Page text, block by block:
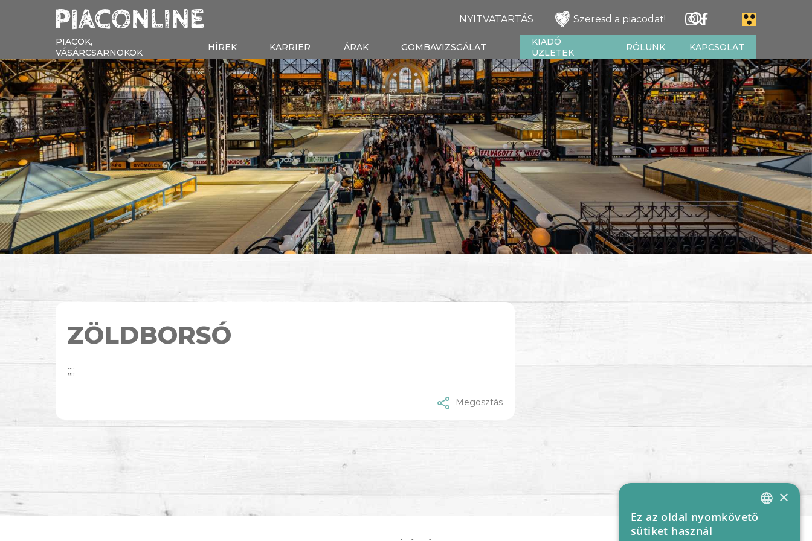
NYITVATARTÁS Szeresd a piacodat!
PIACOK,
VÁSÁRCSARNOKOK
HÍREK KARRIER ÁRAK GOMBAVIZSGÁLAT
KIADÓ
ÜZLETEK
RÓLUNK KAPCSOLAT
ZÖLDBORSÓ
;;;;
Megosztás
HUNGARIAN
×
Ez az oldal nyomkövető
sütiket használ